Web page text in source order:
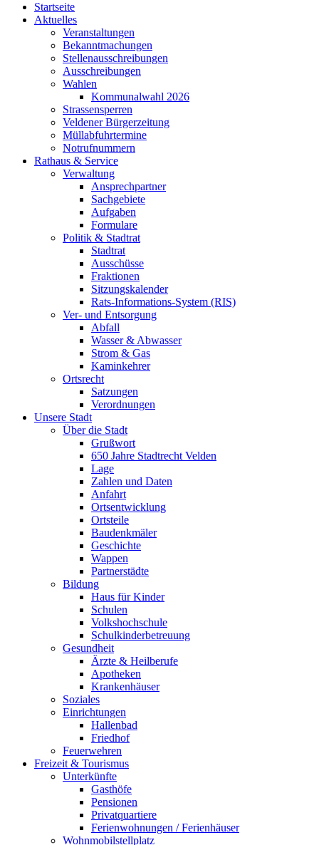
Startseite
Aktuelles
Veranstaltungen
Bekanntmachungen
Stellenausschreibungen
Ausschreibungen
Wahlen
Kommunalwahl 2026
Strassensperren
Veldener Bürgerzeitung
Müllabfuhrtermine
Notrufnummern
Rathaus & Service
Verwaltung
Ansprechpartner
Sachgebiete
Aufgaben
Formulare
Politik & Stadtrat
Stadtrat
Ausschüsse
Fraktionen
Sitzungskalender
Rats-Informations-System (RIS)
Ver- und Entsorgung
Abfall
Wasser & Abwasser
Strom & Gas
Kaminkehrer
Ortsrecht
Satzungen
Verordnungen
Unsere Stadt
Über die Stadt
Grußwort
650 Jahre Stadtrecht Velden
Lage
Zahlen und Daten
Anfahrt
Ortsentwicklung
Ortsteile
Baudenkmäler
Geschichte
Wappen
Partnerstädte
Bildung
Haus für Kinder
Schulen
Volkshochschule
Schulkinderbetreuung
Gesundheit
Ärzte & Heilberufe
Apotheken
Krankenhäuser
Soziales
Einrichtungen
Hallenbad
Friedhof
Feuerwehren
Freizeit & Tourismus
Unterkünfte
Gasthöfe
Pensionen
Privatquartiere
Ferienwohnungen / Ferienhäuser
Wohnmobilstellplatz